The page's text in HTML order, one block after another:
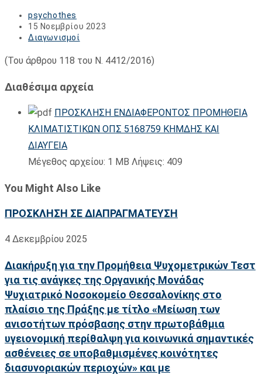
Post
author:
psychothes
Post
published:
15 Νοεμβρίου 2023
Post
Διαγωνισμοί
(Του άρθρου 118 του Ν. 4412/2016)
Διαθέσιμα αρχεία
ΠΡΟΣΚΛΗΣΗ ΕΝΔΙΑΦΕΡΟΝΤΟΣ ΠΡΟΜΗΘΕΙΑ
ΚΛΙΜΑΤΙΣΤΙΚΩΝ ΟΠΣ 5168759 ΚΗΜΔΗΣ ΚΑΙ
ΔΙΑΥΓΕΙΑ
Μέγεθος αρχείου: 1 MB Λήψεις: 409
You Might Also Like
ΠΡΟΣΚΛΗΣΗ ΣΕ ΔΙΑΠΡΑΓΜΑΤΕΥΣΗ
4 Δεκεμβρίου 2025
Διακήρυξη για την Προμήθεια Ψυχομετρικών Τεστ
για τις ανάγκες της Οργανικής Μονάδας
Ψυχιατρικό Νοσοκομείο Θεσσαλονίκης στο
πλαίσιο της Πράξης με τίτλο «Μείωση των
ανισοτήτων πρόσβασης στην πρωτοβάθμια
υγειονομική περίθαλψη για κοινωνικά σημαντικές
ασθένειες σε υποβαθμισμένες κοινότητες
διασυνοριακών περιοχών» και με